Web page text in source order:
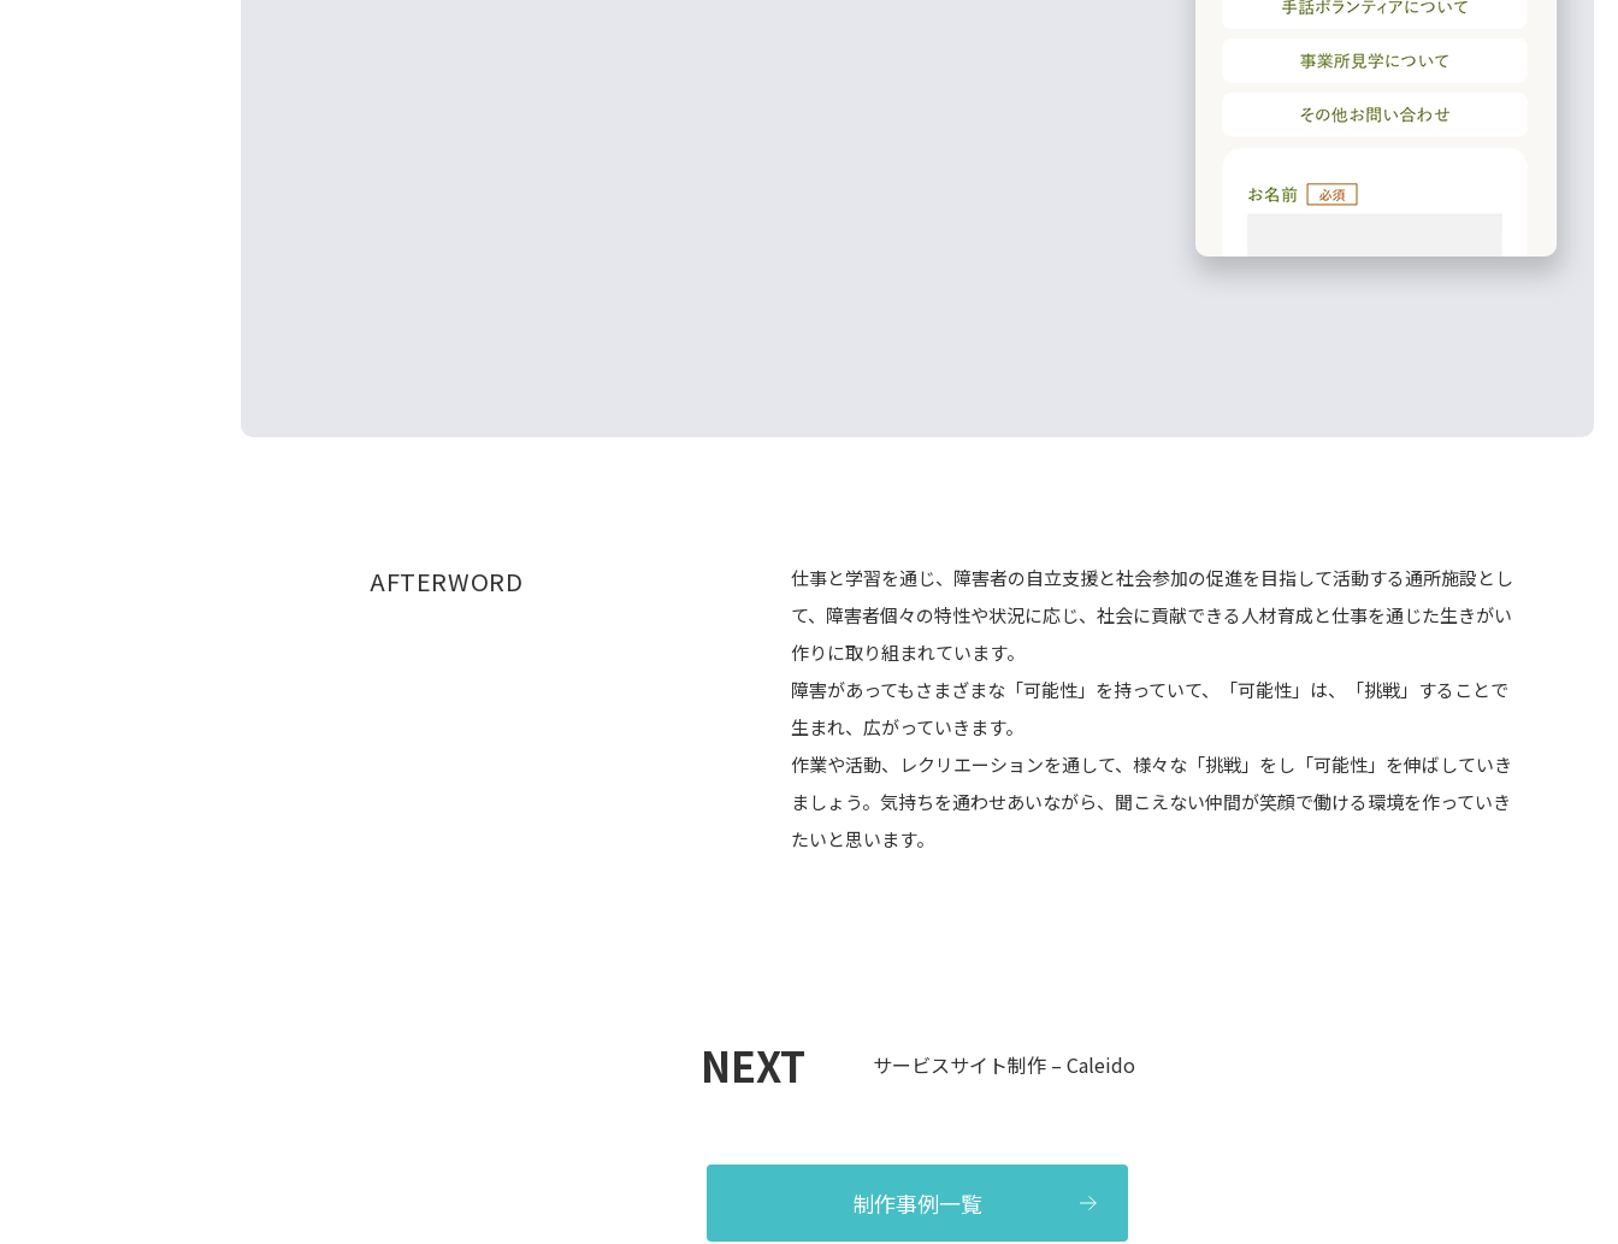
AFTERWORD
仕事と学習を通じ、障害者の自立支援と社会参加の促進を目指して活動する通所施設とし
て、障害者個々の特性や状況に応じ、社会に貢献できる人材育成と仕事を通じた生きがい
作りに取り組まれています。
障害があってもさまざまな「可能性」を持っていて、「可能性」は、「挑戦」することで
生まれ、広がっていきます。
作業や活動、レクリエーションを通して、様々な「挑戦」をし「可能性」を伸ばしていき
ましょう。気持ちを通わせあいながら、聞こえない仲間が笑顔で働ける環境を作っていき
たいと思います。
NEXT サービスサイト制作 – Caleido
制作事例一覧